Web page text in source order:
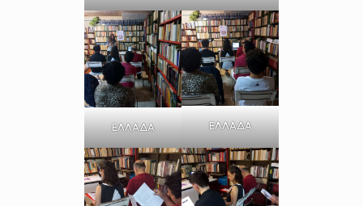
ΕΛΛΑΔΑ ΕΛΛΑΔΑ